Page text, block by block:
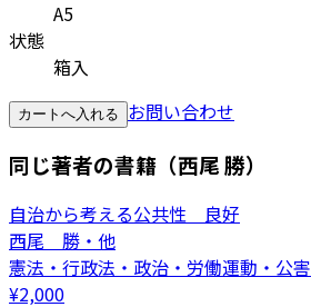
A5
状態
箱入
カートへ入れる お問い合わせ
同じ著者の書籍（西尾 勝）
自治から考える公共性 良好
西尾 勝・他
憲法・行政法・政治・労働運動・公害
¥2,000